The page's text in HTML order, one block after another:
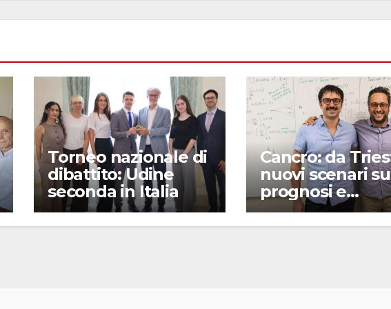
Torneo nazionale di
dibattito: Udine
seconda in Italia
Cancro: da
nuovi scenari su
prognosi e
metastasi